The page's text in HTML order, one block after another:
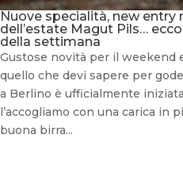
Nuove specialità, new entry
dell’estate Magut Pils…
della settimana
Gustose novità per il weekend
quello che devi sapere per
a Berlino è ufficialmente
l’accogliamo con una carica in
buona birra...